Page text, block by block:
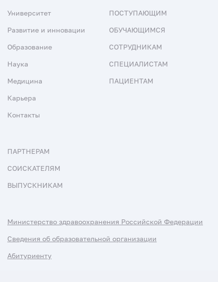
Университет
Развитие и инновации
Образование
Наука
Медицина
Карьера
Контакты
ПОСТУПАЮЩИМ
ОБУЧАЮЩИМСЯ
СОТРУДНИКАМ
СПЕЦИАЛИСТАМ
ПАЦИЕНТАМ
ПАРТНЕРАМ
СОИСКАТЕЛЯМ
ВЫПУСКНИКАМ
Министерство здравоохранения Российской Федерации
Сведения об образовательной организации
Абитуриенту